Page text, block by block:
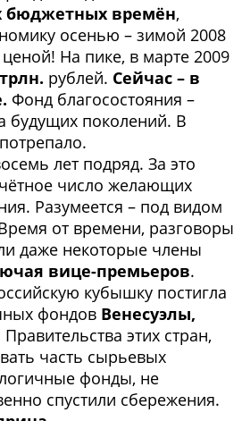
бюджетных времён,
осенью – зимой 2008
На пике, в марте 2009
рублей. Сейчас – в
Фонд благосостояния –
будущих поколений. В
лет подряд. За это
число желающих
Разумеется – под видом
от времени, разговоры
даже некоторые члены
вице-премьеров.
кубышку постигла
фондов Венесуэлы,
Правительства этих стран,
часть сырьевых
фонды, не
спустили сбережения.